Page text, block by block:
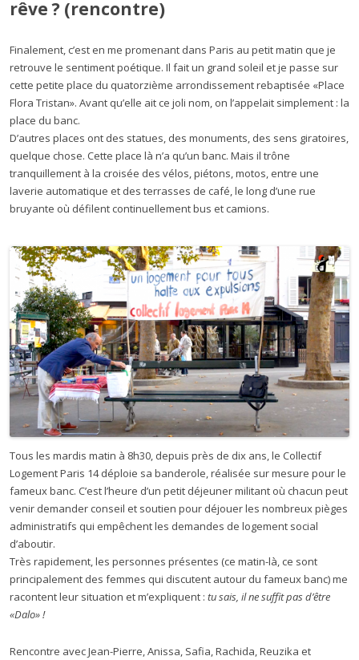
rêve ? (rencontre)
Finalement, c’est en me promenant dans Paris au petit matin que je
retrouve le sentiment poétique. Il fait un grand soleil et je passe sur
cette petite place du quatorzième arrondissement rebaptisée «Place
Flora Tristan». Avant qu’elle ait ce joli nom, on l’appelait simplement : la
place du banc.
D’autres places ont des statues, des monuments, des sens giratoires,
quelque chose. Cette place là n’a qu’un banc. Mais il trône
tranquillement à la croisée des vélos, piétons, motos, entre une
laverie automatique et des terrasses de café, le long d’une rue
bruyante où défilent continuellement bus et camions.
Tous les mardis matin à 8h30, depuis près de dix ans, le Collectif
Logement Paris 14 déploie sa banderole, réalisée sur mesure pour le
fameux banc. C’est l’heure d’un petit déjeuner militant où chacun peut
venir demander conseil et soutien pour déjouer les nombreux pièges
administratifs qui empêchent les demandes de logement social
d’aboutir.
Très rapidement, les personnes présentes (ce matin-là, ce sont
principalement des femmes qui discutent autour du fameux banc) me
racontent leur situation et m’expliquent : tu sais, il ne suffit pas d’être
«Dalo» !
Rencontre avec Jean-Pierre, Anissa, Safia, Rachida, Reuzika et